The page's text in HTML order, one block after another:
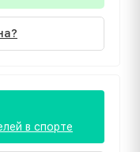
в спорте